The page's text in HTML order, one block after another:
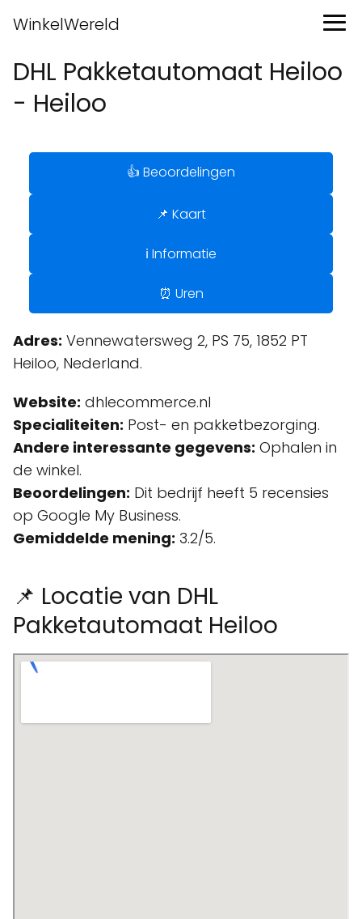
WinkelWereld
DHL Pakketautomaat Heiloo
- Heiloo
👍 Beoordelingen
📌 Kaart
ℹ️ Informatie
⏰ Uren
Adres: Vennewatersweg 2, PS 75, 1852 PT
Heiloo, Nederland.
Website: dhlecommerce.nl
Specialiteiten: Post- en pakketbezorging.
Andere interessante gegevens: Ophalen in
de winkel.
Beoordelingen: Dit bedrijf heeft 5 recensies
op Google My Business.
Gemiddelde mening: 3.2/5.
📌 Locatie van DHL
Pakketautomaat Heiloo